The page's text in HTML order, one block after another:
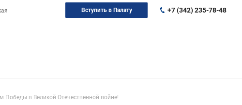
+7 (342) 235-78-48
Вступить в Палату
Победы в Великой Отечественной войне!